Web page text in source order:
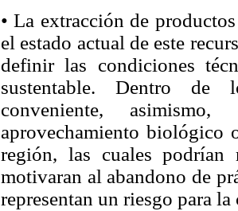
• La extracción de
el estado actual de este
definir las condiciones
sustentable. Dentro de
conveniente,
aprovechamiento biológico
región, las cuales podrían
motivaran al abandono de
representan un riesgo para